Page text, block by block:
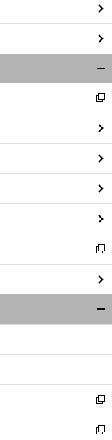
閉
る
新
し
い
ウ
ィ
ン
ド
ウ
で
開
く
新
し
い
ウ
ィ
ン
ウ
開
く
新
し
い
新